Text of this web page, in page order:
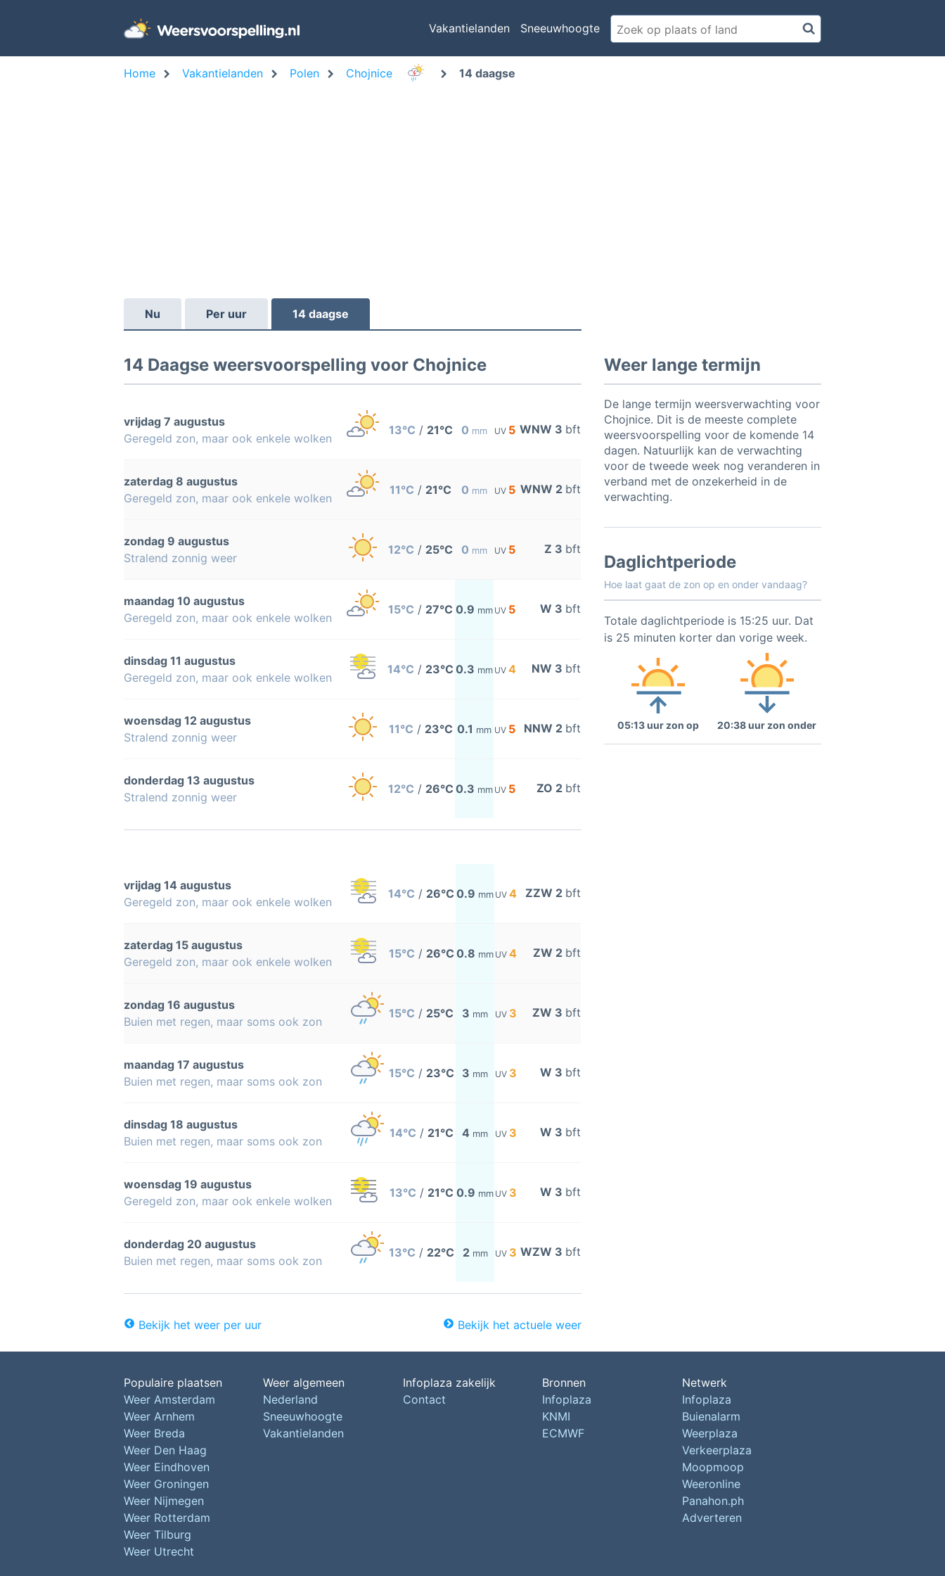
Vakantielanden Sneeuwhoogte
Home Vakantielanden Polen Chojnice 14 daagse
Nu Per uur 14 daagse
14 Daagse weersvoorspelling voor Chojnice
vrijdag 7 augustus
Geregeld zon, maar ook enkele wolken
13°C / 21°C 0 mm UV 5 WNW 3 bft
zaterdag 8 augustus
Geregeld zon, maar ook enkele wolken
11°C / 21°C 0 mm UV 5 WNW 2 bft
zondag 9 augustus
Stralend zonnig weer
12°C / 25°C 0 mm UV 5 Z 3 bft
maandag 10 augustus
Geregeld zon, maar ook enkele wolken
15°C / 27°C 0.9 mm UV 5 W 3 bft
dinsdag 11 augustus
Geregeld zon, maar ook enkele wolken
14°C / 23°C 0.3 mm UV 4 NW 3 bft
woensdag 12 augustus
Stralend zonnig weer
11°C / 23°C 0.1 mm UV 5 NNW 2 bft
donderdag 13 augustus
Stralend zonnig weer
12°C / 26°C 0.3 mm UV 5 ZO 2 bft
vrijdag 14 augustus
Geregeld zon, maar ook enkele wolken
14°C / 26°C 0.9 mm UV 4 ZZW 2 bft
zaterdag 15 augustus
Geregeld zon, maar ook enkele wolken
15°C / 26°C 0.8 mm UV 4 ZW 2 bft
zondag 16 augustus
Buien met regen, maar soms ook zon
15°C / 25°C 3 mm UV 3 ZW 3 bft
maandag 17 augustus
Buien met regen, maar soms ook zon
15°C / 23°C 3 mm UV 3 W 3 bft
dinsdag 18 augustus
Buien met regen, maar soms ook zon
14°C / 21°C 4 mm UV 3 W 3 bft
woensdag 19 augustus
Geregeld zon, maar ook enkele wolken
13°C / 21°C 0.9 mm UV 3 W 3 bft
donderdag 20 augustus
Buien met regen, maar soms ook zon
13°C / 22°C 2 mm UV 3 WZW 3 bft
Bekijk het weer per uur Bekijk het actuele weer
Weer lange termijn
De lange termijn weersverwachting voor
Chojnice. Dit is de meeste complete
weersvoorspelling voor de komende 14
dagen. Natuurlijk kan de verwachting
voor de tweede week nog veranderen in
verband met de onzekerheid in de
verwachting.
Daglichtperiode
Hoe laat gaat de zon op en onder vandaag?
Totale daglichtperiode is 15:25 uur. Dat
is 25 minuten korter dan vorige week.
05:13 uur zon op 20:38 uur zon onder
Populaire plaatsen
Weer Amsterdam
Weer Arnhem
Weer Breda
Weer Den Haag
Weer Eindhoven
Weer Groningen
Weer Nijmegen
Weer Rotterdam
Weer Tilburg
Weer Utrecht
Weer algemeen
Nederland
Sneeuwhoogte
Vakantielanden
Infoplaza zakelijk
Contact
Bronnen
Infoplaza
KNMI
ECMWF
Netwerk
Infoplaza
Buienalarm
Weerplaza
Verkeerplaza
Moopmoop
Weeronline
Panahon.ph
Adverteren